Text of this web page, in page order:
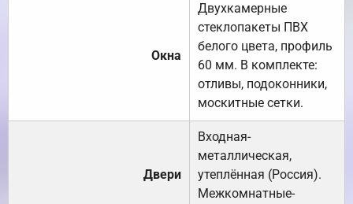
Окна
Двухкамерные
стеклопакеты ПВХ
белого цвета, профиль
60 мм. В комплекте:
отливы, подоконники,
москитные сетки.
Двери
Входная-
металлическая,
утеплённая (Россия).
Межкомнатные-